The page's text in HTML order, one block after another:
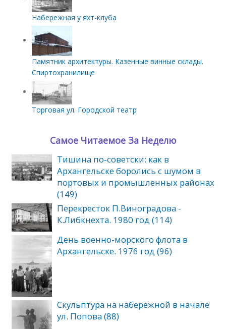
Набережная у яхт-клуба
Памятник архитектуры. Казенные винные склады.
Спиртохранилище
Торговая ул. Городской театр
Самое Читаемое За Неделю
Тишина по‑советски: как в
Архангельске боролись с шумом в
портовых и промышленных районах
(149)
Перекресток П.Виноградова -
К.Либкнехта. 1980 год (114)
День военно-морского флота в
Архангельске. 1976 год (96)
Скульптура на набережной в начале
ул. Попова (88)